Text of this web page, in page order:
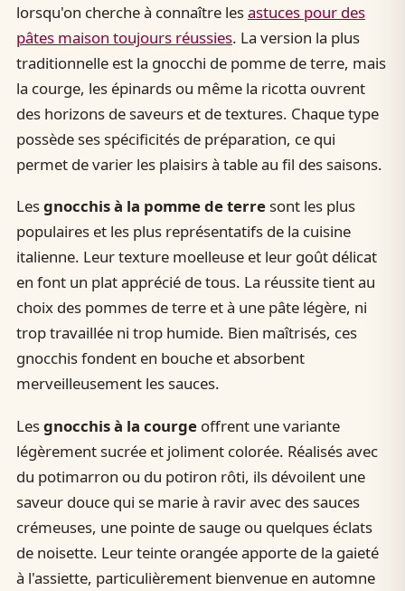
lorsqu'on cherche à connaître lesastuces pour des
pâtes maison toujours réussies. La version la plus
traditionnelle est la gnocchi de pomme de terre, mais
la courge, les épinards ou même la ricotta ouvrent
des horizons de saveurs et de textures. Chaque type
possède ses spécificités de préparation, ce qui
permet de varier les plaisirs à table au fil des saisons.
Lesgnocchis à la pomme de terresont les plus
populaires et les plus représentatifs de la cuisine
italienne. Leur texture moelleuse et leur goût délicat
en font un plat apprécié de tous. La réussite tient au
choix des pommes de terre et à une pâte légère, ni
trop travaillée ni trop humide. Bien maîtrisés, ces
gnocchis fondent en bouche et absorbent
merveilleusement les sauces.
Lesgnocchis à la courgeoffrent une variante
légèrement sucrée et joliment colorée. Réalisés avec
du potimarron ou du potiron rôti, ils dévoilent une
saveur douce qui se marie à ravir avec des sauces
crémeuses, une pointe de sauge ou quelques éclats
de noisette. Leur teinte orangée apporte de la gaieté
à l'assiette, particulièrement bienvenue en automne